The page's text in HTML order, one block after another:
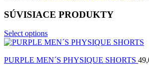
SÚVISIACE PRODUKTY
Select options
PURPLE MEN´S PHYSIQUE SHORTS